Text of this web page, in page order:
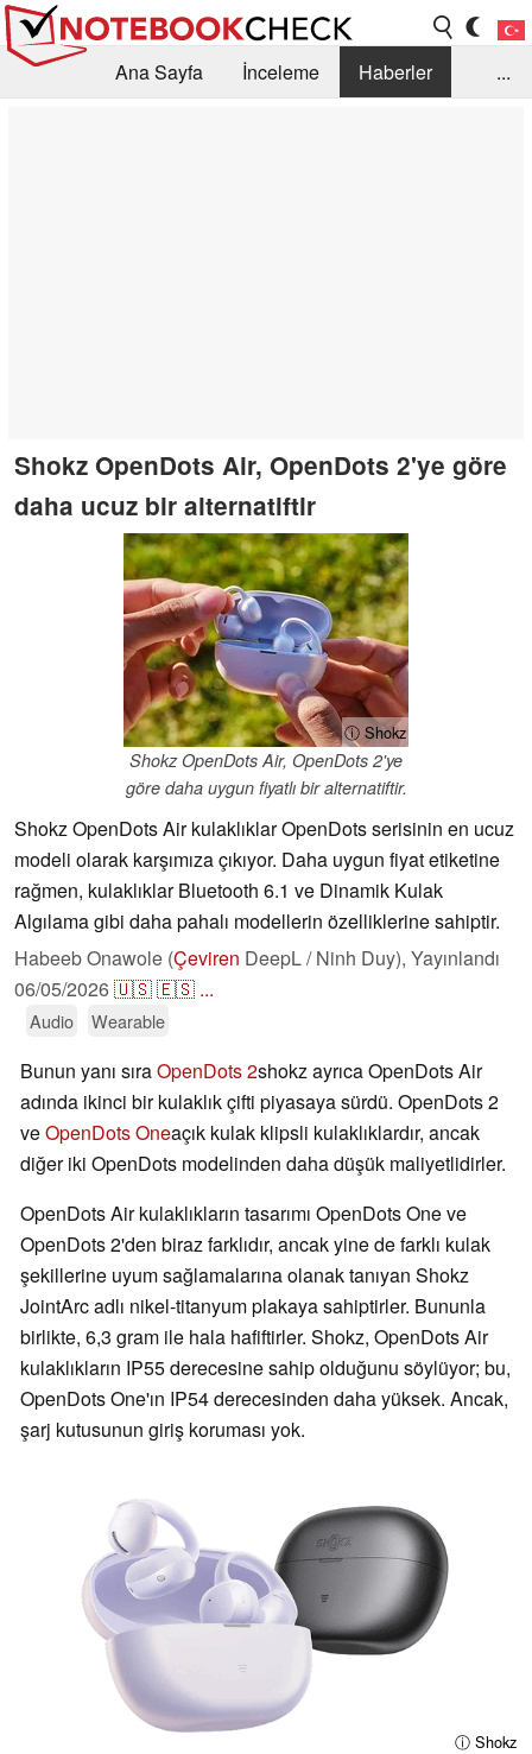
Ana Sayfa İnceleme
Haberler
...
Shokz OpenDots Air, OpenDots 2'ye göre
daha ucuz bir alternatiftir
ⓘ Shokz
Shokz OpenDots Air, OpenDots 2'ye
göre daha uygun fiyatlı bir alternatiftir.
Shokz OpenDots Air kulaklıklar OpenDots serisinin en ucuz
modeli olarak karşımıza çıkıyor. Daha uygun fiyat etiketine
rağmen, kulaklıklar Bluetooth 6.1 ve Dinamik Kulak
Algılama gibi daha pahalı modellerin özelliklerine sahiptir.
Habeeb Onawole (Çeviren DeepL / Ninh Duy), Yayınlandı
06/05/2026🇺🇸🇪🇸 ...
Audio Wearable
Bunun yanı sıraOpenDots 2shokz ayrıca OpenDots Air
adında ikinci bir kulaklık çifti piyasaya sürdü. OpenDots 2
veOpenDots Oneaçık kulak klipsli kulaklıklardır, ancak
diğer iki OpenDots modelinden daha düşük maliyetlidirler.
OpenDots Air kulaklıkların tasarımı OpenDots One ve
OpenDots 2'den biraz farklıdır, ancak yine de farklı kulak
şekillerine uyum sağlamalarına olanak tanıyan Shokz
JointArc adlı nikel-titanyum plakaya sahiptirler. Bununla
birlikte, 6,3 gram ile hala hafiftirler. Shokz, OpenDots Air
kulaklıkların IP55 derecesine sahip olduğunu söylüyor; bu,
OpenDots One'ın IP54 derecesinden daha yüksek. Ancak,
şarj kutusunun giriş koruması yok.
ⓘ Shokz